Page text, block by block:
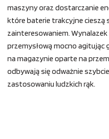
maszyny oraz dostarczanie
które baterie trakcyjne cieszą
zainteresowaniem.
przemysłową mocno agitując
na magazynie oparte na
odbywają się odważnie
zastosowaniu ludzkich rąk.